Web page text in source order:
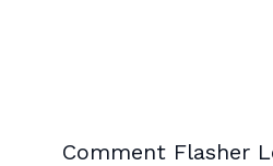
Comment Flasher